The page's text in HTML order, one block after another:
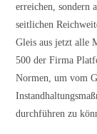
erreichen, sondern
seitlichen
Gleis aus jetzt alle
500 der Firma
Normen, um vom
durchführen zu